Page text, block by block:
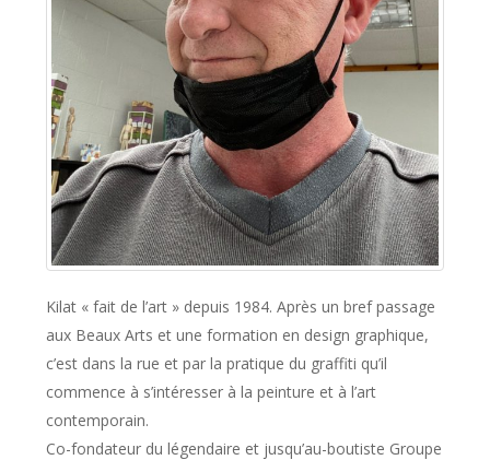
Kilat « fait de l’art » depuis 1984. Après un bref passage
aux Beaux Arts et une formation en design graphique,
c’est dans la rue et par la pratique du graffiti qu’il
commence à s’intéresser à la peinture et à l’art
contemporain.
Co-fondateur du légendaire et jusqu’au-boutiste Groupe